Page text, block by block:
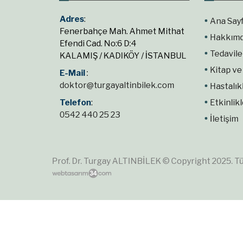
Adres:
Fenerbahçe Mah. Ahmet Mithat
Efendi Cad. No:6 D:4
KALAMIŞ / KADIKÖY / İSTANBUL
E-Mail:
doktor@turgayaltinbilek.com
Telefon:
0542 440 25 23
Ana
Kitap ve
İletişim
Prof. Dr. Turgay ALTINBİLEK © Copyright 2025.